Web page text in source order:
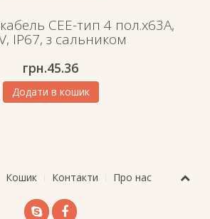
СЕЕ-тип 4 пол.х63А,
IP67, з сальником
грн.45.36
Додати в кошик
Кошик Контакти Про нас